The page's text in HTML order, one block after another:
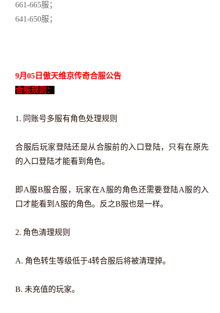
661-665服；
641-650服；
9月05日傲天维京传奇合服公告
合服规则：
1. 同账号多服有角色处理规则
合服后玩家登陆还是从合服前的入口登陆，只有在原先
的入口登陆才能看到角色。
即A服B服合服，玩家在A服的角色还需要登陆A服的入
口才能看到A服的角色。反之B服也是一样。
2. 角色清理规则
A. 角色转生等级低于4转合服后将被清理掉。
B. 未充值的玩家。